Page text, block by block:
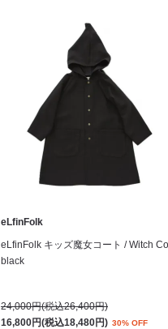
eLfinFolk
eLfinFolk キッズ魔女コート / Witch
black
24,000円(税込26,400円)
16,800円(税込18,480円) 30% OFF